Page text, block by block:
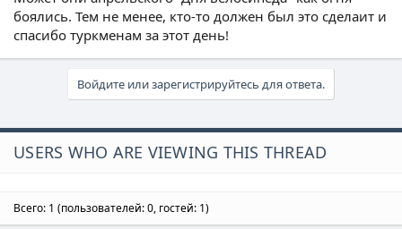
боялись. Тем не менее, кто-то должен был это сделаит и
спасибо туркменам за этот день!
Войдите или зарегистрируйтесь для ответа.
USERS WHO ARE VIEWING THIS THREAD
Всего: 1 (пользователей: 0, гостей: 1)